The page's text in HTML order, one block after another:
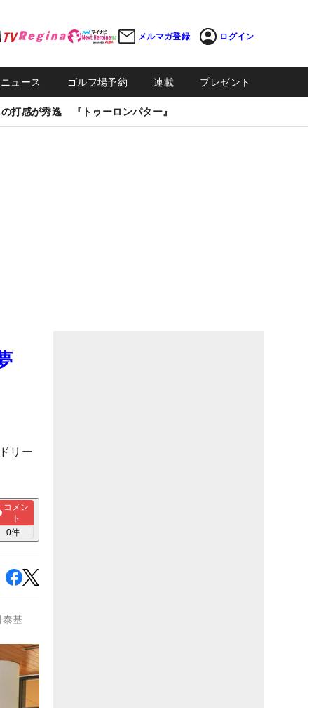
メルマガ登録 ログイン
ュース ゴルフ場予約 連載 プレゼント
打感が秀逸 『トゥーロンパター』
リー
コメン
ト
0件
泰基